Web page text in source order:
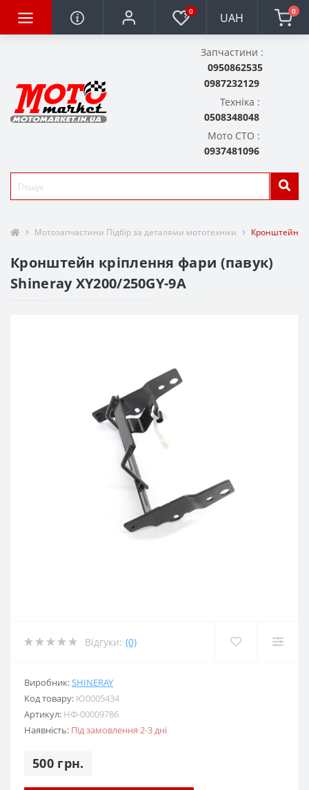
0 UAH 0
Запчастини :
0950862535
0987232129
Техніка :
0508348048
Мото СТО :
0937481096
Мотозапчастини Підбір за деталями мототехніки Кронштейн
Кронштейн кріплення фари (павук)
Shineray XY200/250GY-9A
Відгуки: (0)
Виробник:SHINERAY
Код товару: Ю0005434
Артикул: НФ-00009786
Наявність: Під замовлення 2-3 дні
500 грн.